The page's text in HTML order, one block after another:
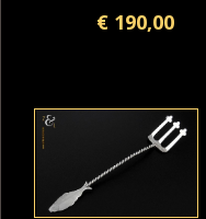
€ 190,00